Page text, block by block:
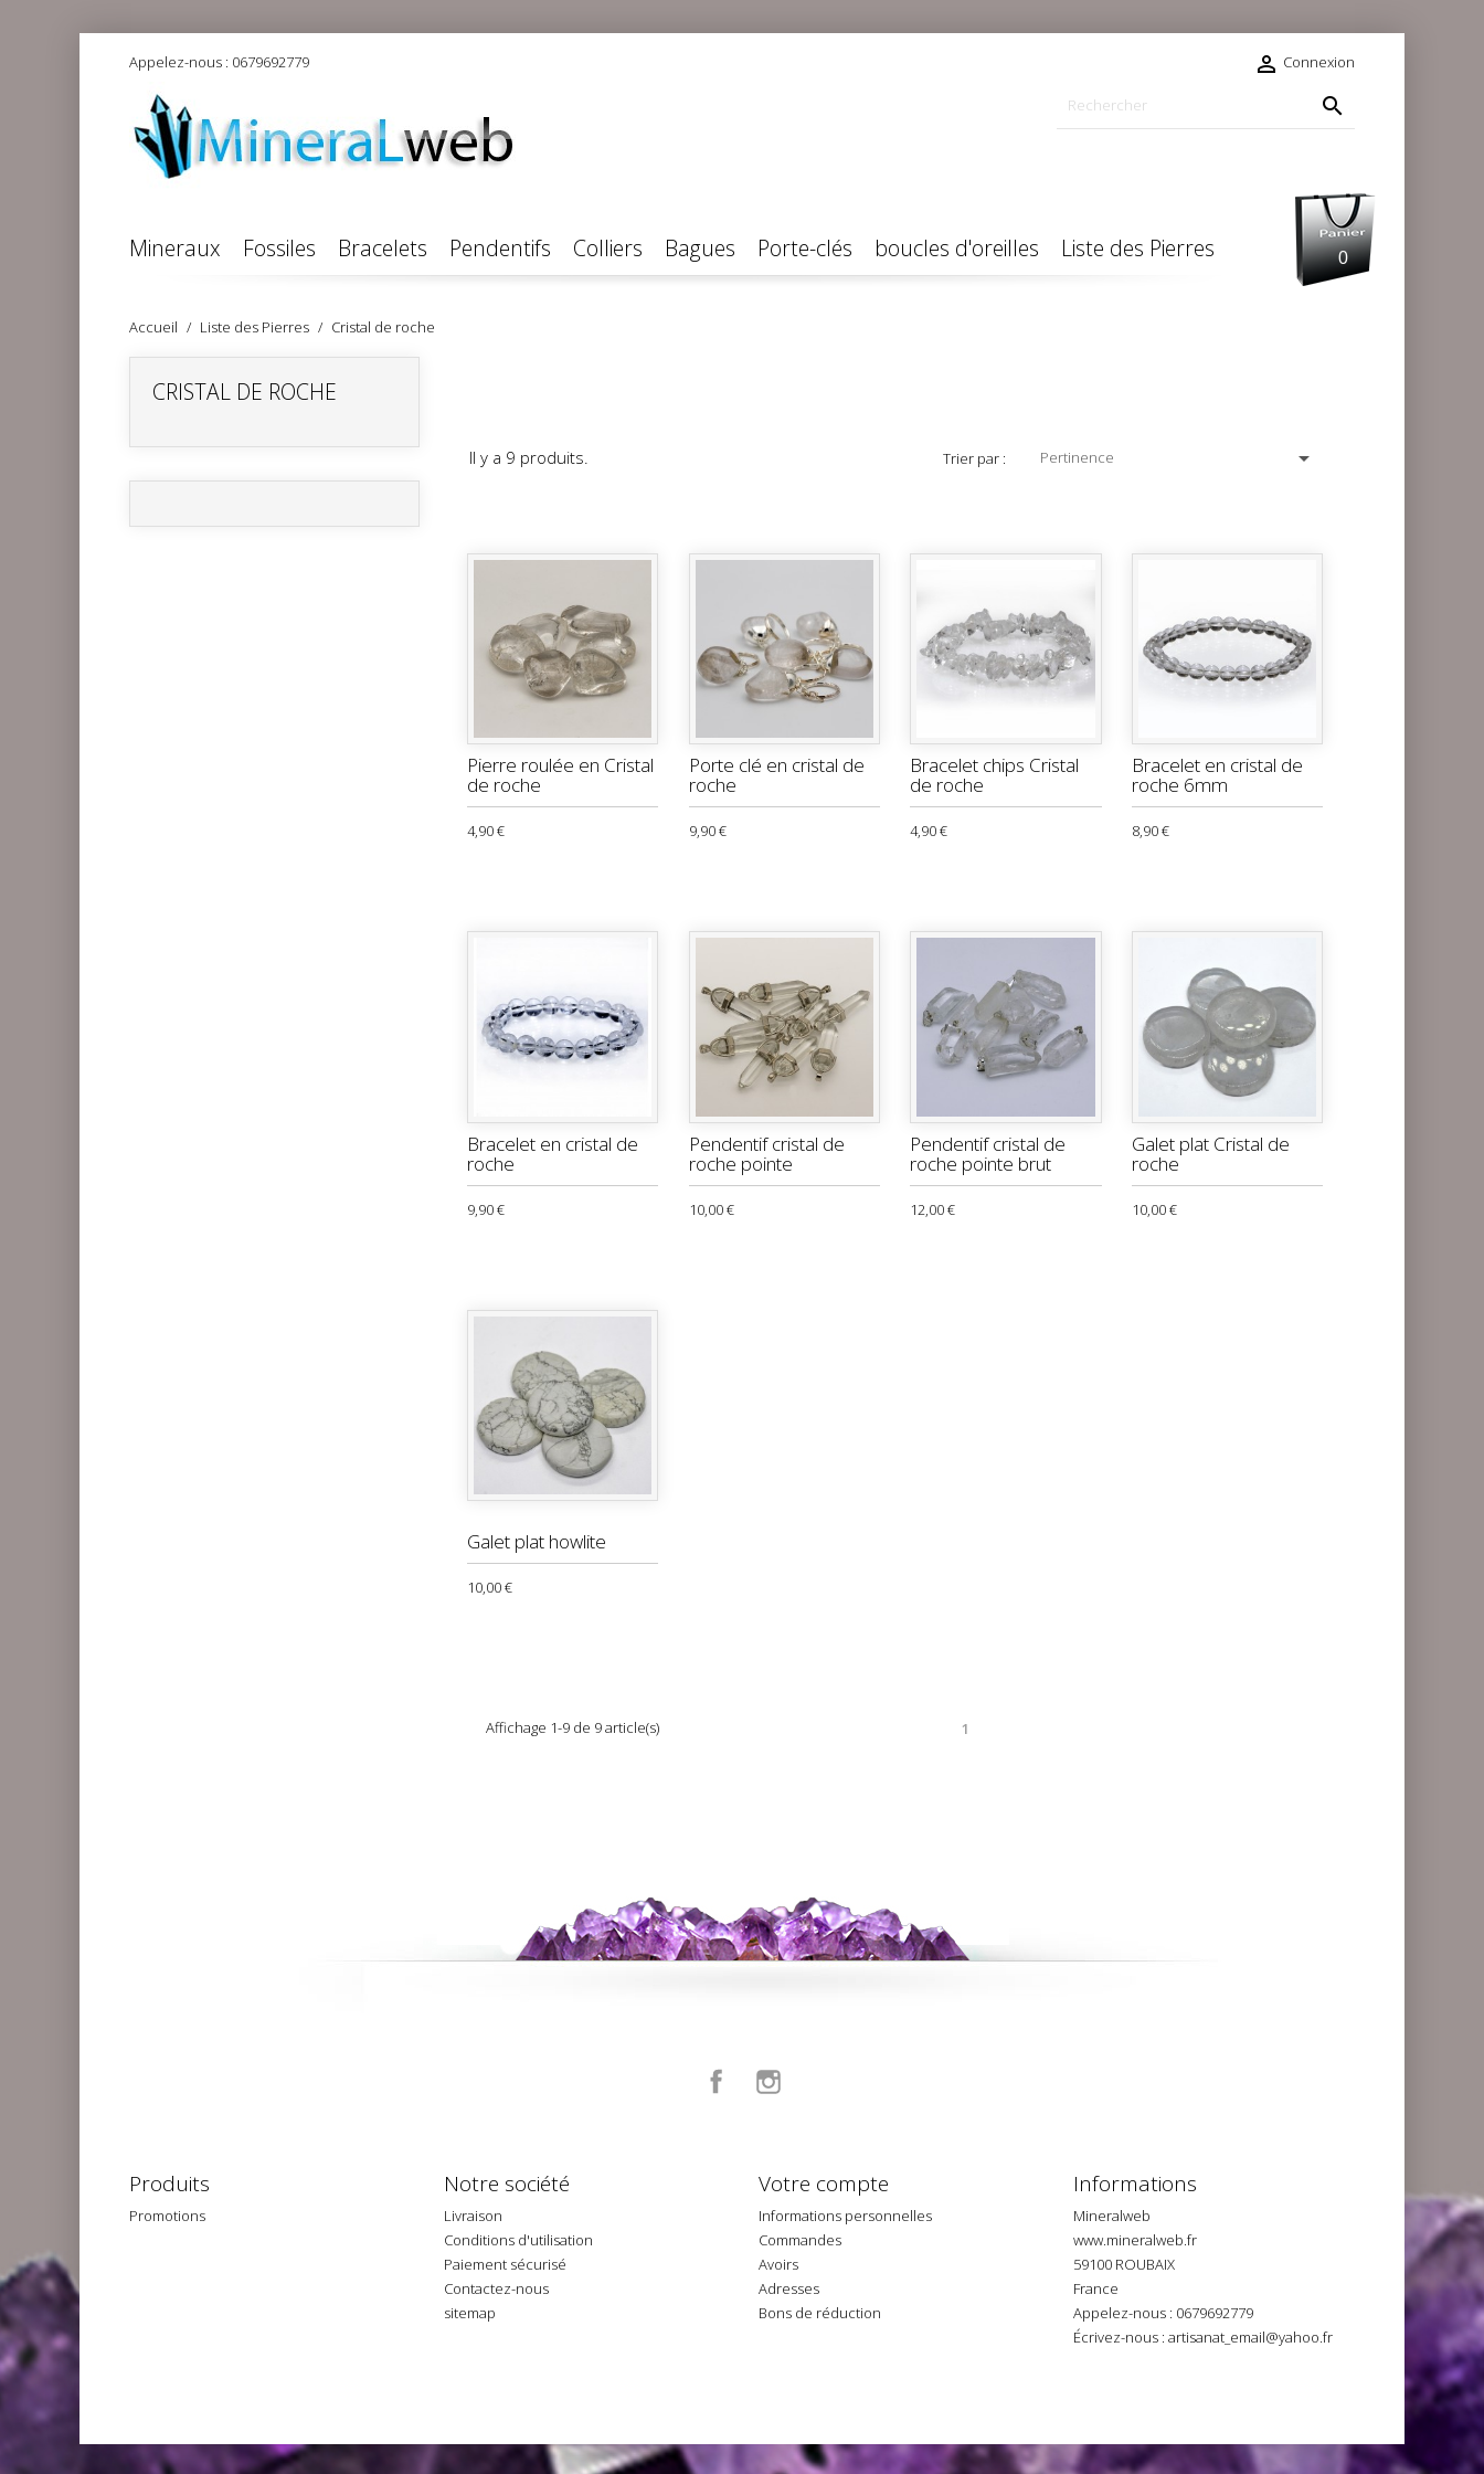
Appelez-nous : 0679692779  Connexion

Mineraux Fossiles Bracelets Pendentifs Colliers Bagues Porte-clés boucles d'oreilles Liste des Pierres 0
Accueil Liste des Pierres Cristal de roche
CRISTAL DE ROCHE
Il y a 9 produits. Trier par : Pertinence 
Pierre roulée en Cristal
de roche
4,90 €
Porte clé en cristal de
roche
9,90 €
Bracelet chips Cristal
de roche
4,90 €
Bracelet en cristal de
roche 6mm
8,90 €
Bracelet en cristal de
roche
9,90 €
Pendentif cristal de
roche pointe
10,00 €
Pendentif cristal de
roche pointe brut
12,00 €
Galet plat Cristal de
roche
10,00 €
Galet plat howlite
10,00 €
Affichage 1-9 de 9 article(s) 1
Facebook
Produits
Promotions
Notre société
Livraison
Conditions d'utilisation
Paiement sécurisé
Contactez-nous
sitemap
Votre compte
Informations personnelles
Commandes
Avoirs
Adresses
Bons de réduction
Informations
Mineralweb
www.mineralweb.fr
59100 ROUBAIX
France
Appelez-nous : 0679692779
Écrivez-nous : artisanat_email@yahoo.fr